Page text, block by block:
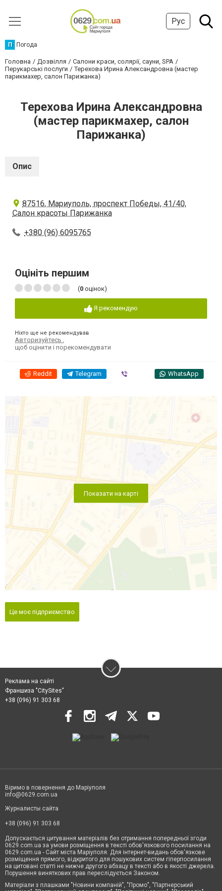
Рус
П Погода
Головна Дозвілля
Салони краси, солярії, сауни, SPA
Перукарські послуги
Терехова Ирина Александровна (мастер
парикмахер, салон Парижанка)
Терехова Ирина Александровна
(мастер парикмахер, салон
Парижанка)
Опис
87516, Мариуполь, проспект Победы, 41/40,
Салон красоты Парижанка
+380 (96) 6095765
Оцініть першим
(0 оцінок)
Я рекомендую
Ніхто ще не рекомендував
Авторизуйтесь
щоб оцінити і порекомендувати
Reddit Telegram WhatsApp
Показати на карті
Це моє підприємство
Реклама на сайті
Франшиза "CitySites"
+38 (096) 91 303 68
Віримо в повернення до Маріуполя
info@0629.com.ua
Журналисты сайта
+38 (096) 91 303 68
Допускається цитування матеріалів без отримання попередньої згоди
0629.com.ua за умови розміщення в тексті обов'язкового посилання на
0629.com.ua - Сайт міста Маріуполя. Для інтернет-видань обов'язкове
розміщення прямого, відкритого для пошукових систем гіперпосилання
на цитовані статті не нижче другого абзацу в тексті або в якості джерела.
Порушення виняткових прав переслідується Законом.
Матеріали з плашками "Новини компаній", "Промо", "Партнерський